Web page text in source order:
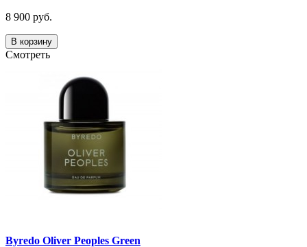
8 900 руб.
В корзину
Смотреть
Byredo Oliver Peoples Green